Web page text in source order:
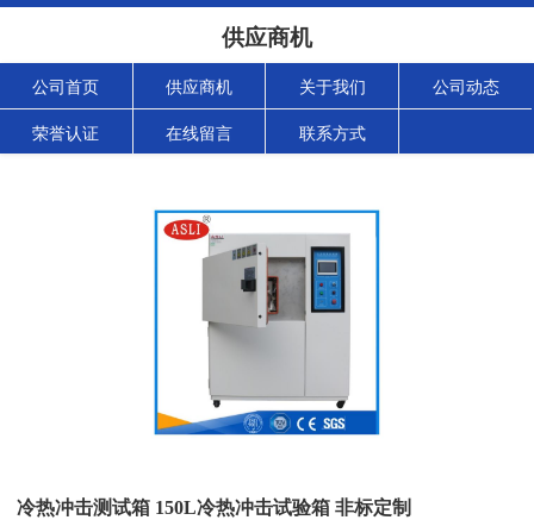
供应商机
公司首页 供应商机 关于我们 公司动态
荣誉认证 在线留言 联系方式
冷热冲击测试箱 150L冷热冲击试验箱 非标定制